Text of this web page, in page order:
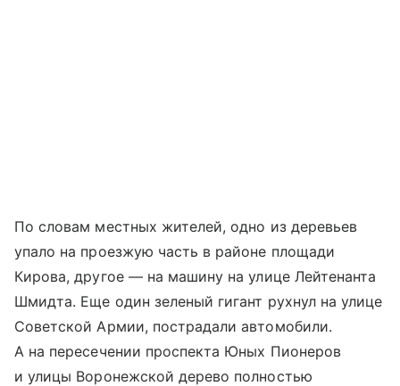
По словам местных жителей, одно из деревьев
упало на проезжую часть в районе площади
Кирова, другое — на машину на улице Лейтенанта
Шмидта. Еще один зеленый гигант рухнул на улице
Советской Армии, пострадали автомобили.
А на пересечении проспекта Юных Пионеров
и улицы Воронежской дерево полностью